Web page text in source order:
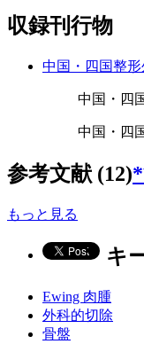
収録刊行物
中国・四国整
中国・四
中国・四
参考文献 (12)
もっと見る
キ
Ewing 肉腫
外科的切除
骨盤